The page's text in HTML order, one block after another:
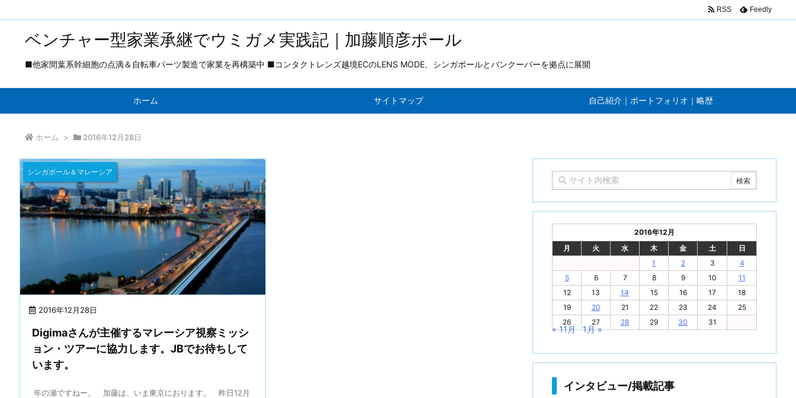
ベンチャー型家業承継でウミガメ実践記｜加藤順彦ポール
■他家間葉系幹細胞の点滴＆自転車パーツ製造で家業を再構築中 ■コンタクトレンズ越境ECのLENS MODE、シンガポールとバンクーバーを拠点に展開
ホーム サイトマップ 自己紹介｜ポートフォリオ｜略歴
RSS Feedly
ホーム > 2016年12月28日
2016年12月28日
シンガポール＆マレーシア
Digimaさんが主催するマレーシア視察ミッシ
ョン・ツアーに協力します。JBでお待ちして
います。
年の瀬ですねー。 加藤は、いま東京におります。 昨日12月
2016年12月
月
火 水 木 金 土
日
1
2 3
4
5
6 7 8 9 10
11
12
13 14 15 16 17
18
19
20 21 22 23 24
25
26
27 28 29 30 31
« 11月 1月 »
インタビュー/掲載記事